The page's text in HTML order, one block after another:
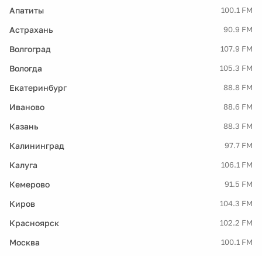
Апатиты 100.1 FM
Астрахань 90.9 FM
Волгоград 107.9 FM
Вологда 105.3 FM
Екатеринбург 88.8 FM
Иваново 88.6 FM
Казань 88.3 FM
Калининград 97.7 FM
Калуга 106.1 FM
Кемерово 91.5 FM
Киров 104.3 FM
Красноярск 102.2 FM
Москва 100.1 FM